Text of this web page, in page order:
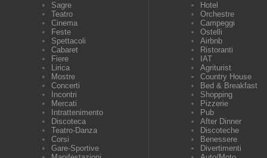
Sagre
Teatro
Cinema
Feste
Spettacoli
Cabaret
Fiere
Lirica
Mostre
Concerti
Incontri
Mercati
Intrattenimento
Discoteca
Teatro-Danza
Corsi
Gare-Sportive
Hotel
Orchestre
Campeggi
Ostelli
Airbnb
Ristoranti
IAT
Agriturist
Country House
Bed & Breakfast
Shopping
Pizzerie
Pub
After Dinner
Discoteche
Benessere
Divertimenti